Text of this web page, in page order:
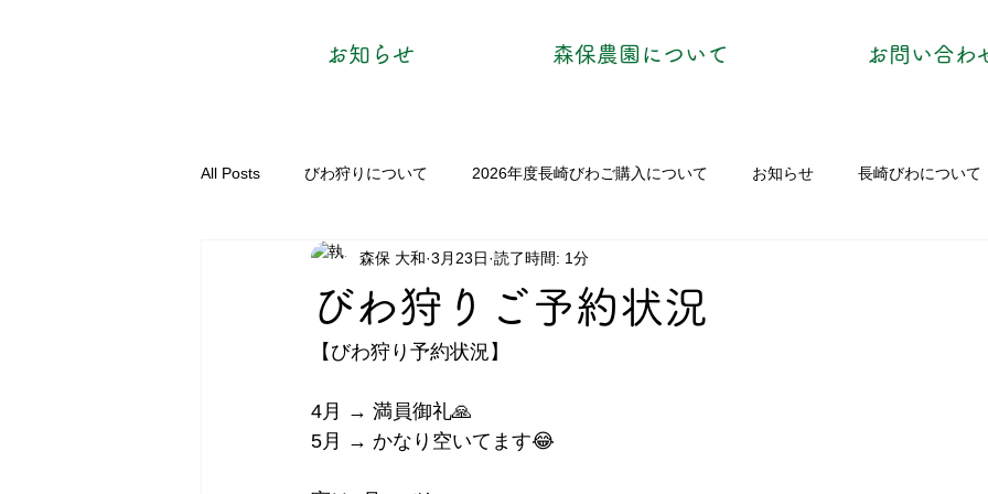
お知らせ 森保農園について お問い合わ
All Posts びわ狩りについて 2026年度長崎びわご購入について お知らせ 長崎びわについて
びわ狩りご予約状況
森保 大和 3月23日 読了時間: 1分
【びわ狩り予約状況】
4月 → 満員御礼🙏
5月 → かなり空いてます😂